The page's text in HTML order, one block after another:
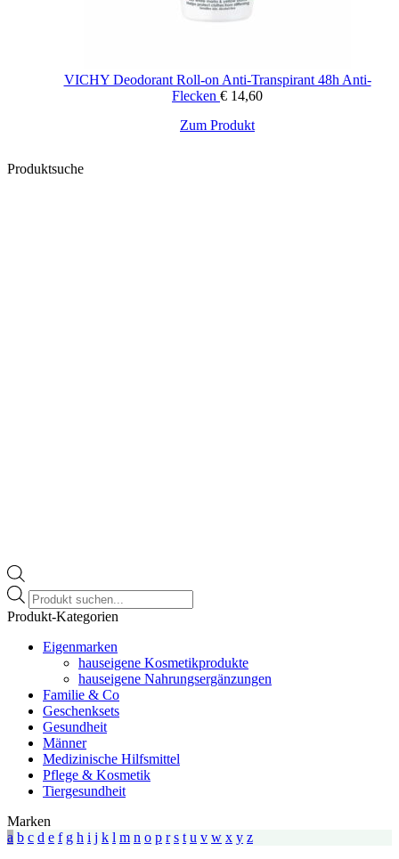
VICHY Deodorant Roll-on Anti-Transpirant 48h Anti-
Flecken € 14,60
Zum Produkt
Produktsuche
Products
search
Produkt-Kategorien
Eigenmarken
hauseigene Kosmetikprodukte
hauseigene Nahrungsergänzungen
Familie & Co
Geschenksets
Gesundheit
Männer
Medizinische Hilfsmittel
Pflege & Kosmetik
Tiergesundheit
Marken
a b c d e f g h i j k l m n o p r s t u v w x y z